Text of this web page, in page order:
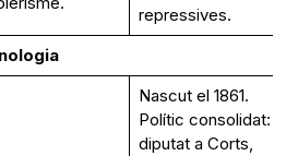
repressives.
Nascut el 1861.
Polític consolidat:
diputat a Corts,